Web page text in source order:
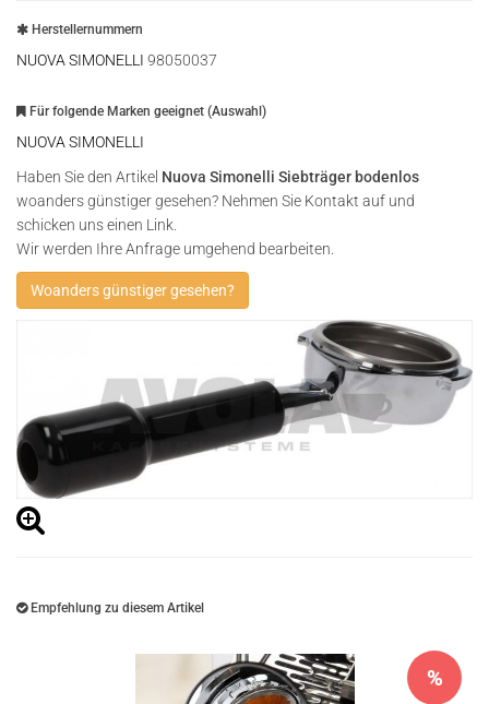
Herstellernummern
NUOVA SIMONELLI 98050037
Für folgende Marken geeignet (Auswahl)
NUOVA SIMONELLI
Haben Sie den Artikel Nuova Simonelli Siebträger bodenlos
woanders günstiger gesehen? Nehmen Sie Kontakt auf und
schicken uns einen Link.
Wir werden Ihre Anfrage umgehend bearbeiten.
Woanders günstiger gesehen?
Empfehlung zu diesem Artikel
%